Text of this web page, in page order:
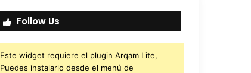
Follow Us
Este widget requiere el plugin Arqam Lite,
Puedes instalarlo desde el menú de